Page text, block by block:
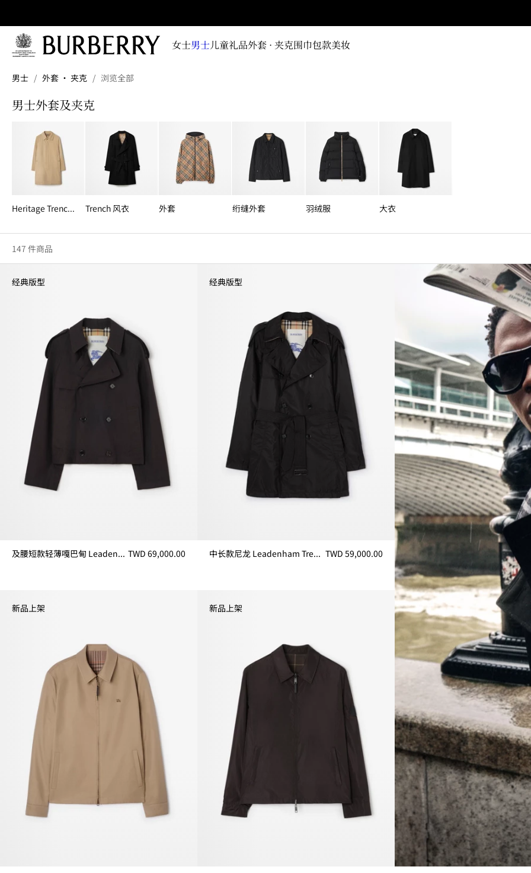
即时
掌握
品牌
系
广告
大片
女士男士儿童礼品外套 · 夹克围巾包款美妆
男士 / 外套 · 夹克 / 浏览全部
男士外套及夹克
Heritage Trench 风衣 Trench 风衣 外套 绗缝外套 羽绒服 大衣
147 件商品
经典版型
及腰短款轻薄嘎巴甸 Leadenham Trench 风衣 TWD 69,000.00
经典版型
中长款尼龙 Leadenham Trench 风衣 TWD 59,000.00
中长款尼龙 Leadenham Trench 风衣, TWD 59,000.00
新品上架 新品上架